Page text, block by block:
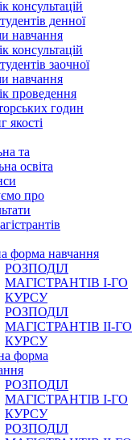
консультацій
денної
навчання
консультацій
заочної
навчання
проведення
годин
якості
та
освіта
про
форма навчання
РОЗПОДІЛ
МАГІСТРАНТІВ І-ГО
КУРСУ
РОЗПОДІЛ
МАГІСТРАНТІВ ІІ-ГО
КУРСУ
форма
РОЗПОДІЛ
МАГІСТРАНТІВ І-ГО
КУРСУ
РОЗПОДІЛ